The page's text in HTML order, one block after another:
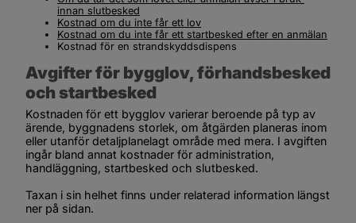
innan slutbesked
Kostnad om du inte får ett lov
Kostnad om du inte får ett startbesked efter en anmälan
Kostnad för en strandskyddsdispens
Avgifter för bygglov, förhandsbesked
och startbesked
Kostnaden för ett bygglov varierar beroende på typ av
ärende, byggnadens storlek, om åtgärden planeras inom
eller utanför detaljplanelagt område med mera. I avgiften
ingår bland annat kostnader för administration,
handläggning, startbesked och slutbesked.
Taxan i sin helhet finns under relaterad information längst
ner på sidan.